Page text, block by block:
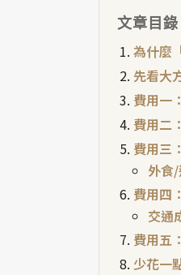
文章目錄
為什麼
先看大
費用一
費用二
費用三
外食/
費用四
交通
費用五
少花一